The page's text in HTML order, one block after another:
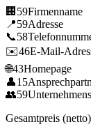
🏢 59Firmenname
📍59Adresse
📞58
✉️46E-Mail-
🌐43Homepage
👤15
👥59
Gesamtpreis (netto)